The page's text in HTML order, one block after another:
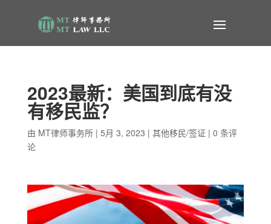
2023最新：美国到底有没
有移民监？
由 MT律师事务所| 5月 3, 2023 | 其他移民/签证 | 0 条评
论